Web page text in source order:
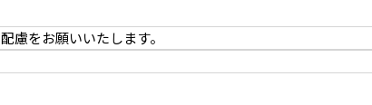
をお願いいたします。